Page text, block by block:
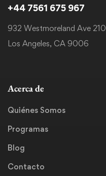
+44 7561 675 967
932 Westmoreland Ave 210
Los Angeles, CA 9006
Acerca de
Quiénes Somos
Programas
Blog
Contacto